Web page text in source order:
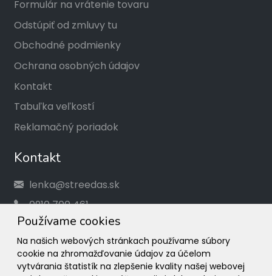
Používame cookies
Na našich webových stránkach používame súbory
cookie na zhromažďovanie údajov za účelom
vytvárania štatistík na zlepšenie kvality našej webovej
Formulár na vrátenie tovaru
Odstúpiť od zmluvy tu
Obchodné podmienky
Ochrana osobných údajov
Kontakt
Tabuľka veľkostí
Reklamačný poriadok
Kontakt
lenka@streedas.sk
0910 700 461
Social
Facebook